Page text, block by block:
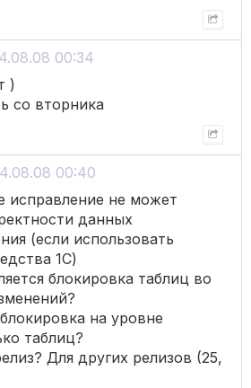
00:34
)
со вторника
00:40
исправление не может
данных
(если использовать
1С)
блокировка таблиц во
на уровне
таблиц?
Для других релизов (25,